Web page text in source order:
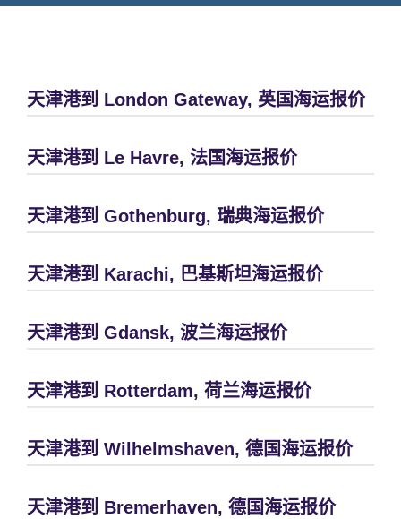
天津港到 London Gateway, 英国海运报价
天津港到 Le Havre, 法国海运报价
天津港到 Gothenburg, 瑞典海运报价
天津港到 Karachi, 巴基斯坦海运报价
天津港到 Gdansk, 波兰海运报价
天津港到 Rotterdam, 荷兰海运报价
天津港到 Wilhelmshaven, 德国海运报价
天津港到 Bremerhaven, 德国海运报价